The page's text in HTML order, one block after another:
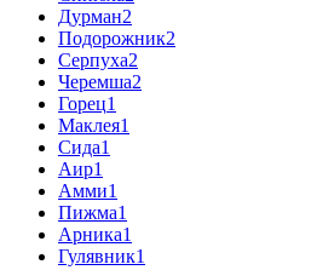
Дурман2
Подорожник2
Серпуха2
Черемша2
Горец1
Маклея1
Сида1
Аир1
Амми1
Пижма1
Арника1
Гулявник1